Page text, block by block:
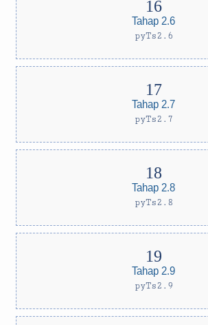
Tahap 2.6
pyTs2.6
Tahap 2.7
pyTs2.7
Tahap 2.8
pyTs2.8
Tahap 2.9
pyTs2.9